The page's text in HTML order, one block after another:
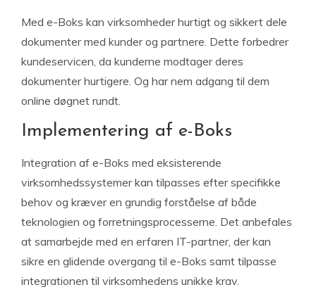
Med e-Boks kan virksomheder hurtigt og sikkert dele
dokumenter med kunder og partnere. Dette forbedrer
kundeservicen, da kunderne modtager deres
dokumenter hurtigere. Og har nem adgang til dem
online døgnet rundt.
Implementering af e-Boks
Integration af e-Boks med eksisterende
virksomhedssystemer kan tilpasses efter specifikke
behov og kræver en grundig forståelse af både
teknologien og forretningsprocesserne. Det anbefales
at samarbejde med en erfaren IT-partner, der kan
sikre en glidende overgang til e-Boks samt tilpasse
integrationen til virksomhedens unikke krav.